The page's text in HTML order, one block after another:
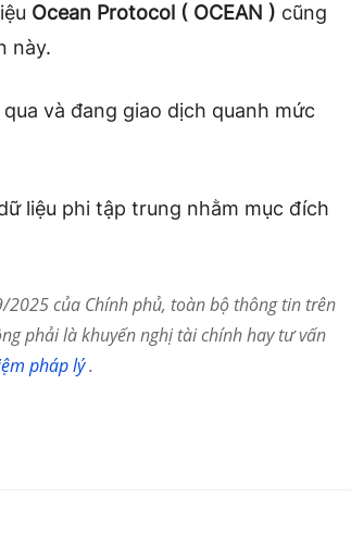
Ocean Protocol ( OCEAN ) cũng
này.
và đang giao dịch quanh mức
liệu phi tập trung nhằm mục đích
của Chính phủ, toàn bộ thông tin trên
phải là khuyến nghị tài chính hay tư vấn
pháp lý.